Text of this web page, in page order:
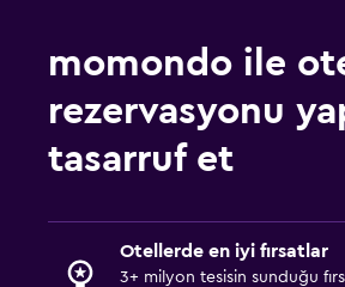
momondo ile
rezervasyonu
tasarruf et
Otellerde en iyi fırsatlar
3+ milyon tesisin sunduğu